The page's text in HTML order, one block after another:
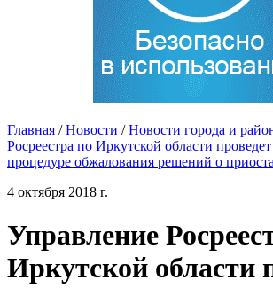
Главная / Новости / Новости города и
Росреестра по Иркутской области
процедуре обжалования решений о
4 октября 2018 г.
Управление
Иркутской области